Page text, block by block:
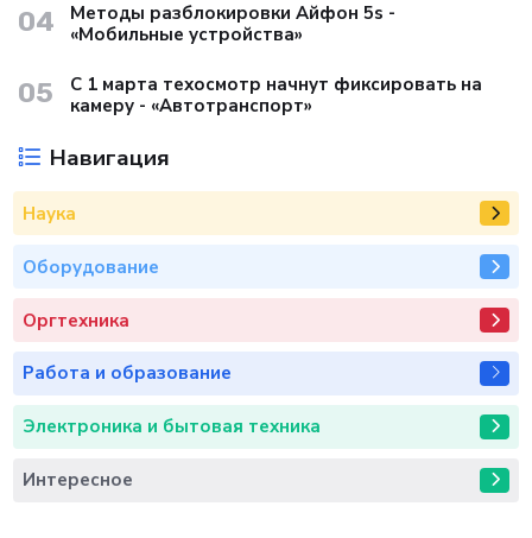
04
Методы разблокировки Айфон 5s -
«Мобильные устройства»
05
С 1 марта техосмотр начнут фиксировать на
камеру - «Автотранспорт»
Навигация
Наука
Оборудование
Оргтехника
Работа и образование
Электроника и бытовая техника
Интересное